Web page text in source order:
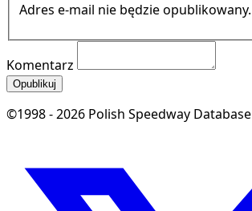
Adres e-mail nie będzie opublikowany.
Komentarz
Opublikuj
©1998 - 2026 Polish Speedway Database